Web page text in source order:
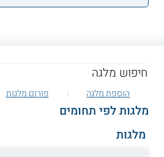
הוספת מלגה פורום מלגות
מלגות לפי תחומים
מלגות